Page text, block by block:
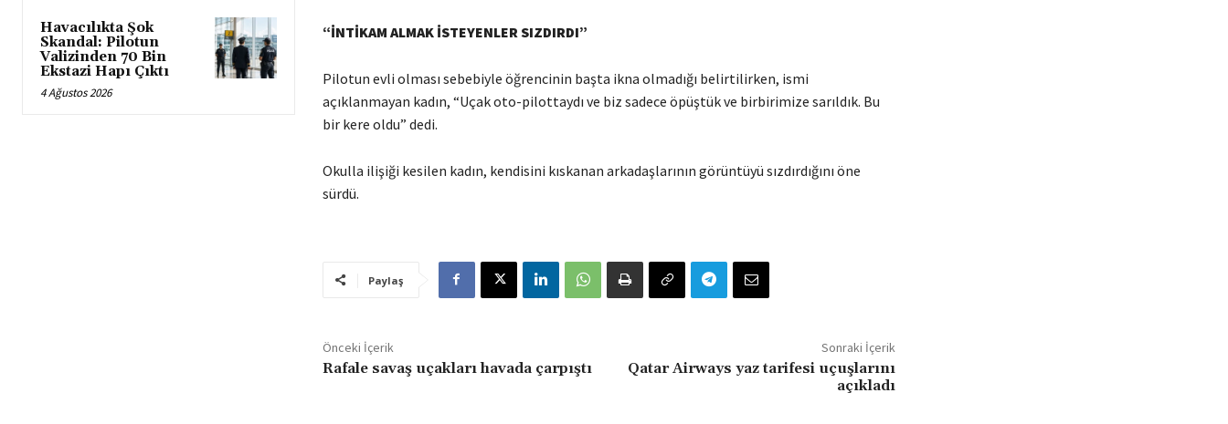
Havacılıkta Şok
Skandal: Pilotun
Valizinden 70 Bin
Ekstazi Hapı Çıktı
4 Ağustos 2026
“İNTİKAM ALMAK İSTEYENLER SIZDIRDI”
Pilotun evli olması sebebiyle öğrencinin başta ikna olmadığı belirtilirken, ismi
açıklanmayan kadın, “Uçak oto-pilottaydı ve biz sadece öpüştük ve birbirimize sarıldık. Bu
bir kere oldu” dedi.
Okulla ilişiği kesilen kadın, kendisini kıskanan arkadaşlarının görüntüyü sızdırdığını öne
sürdü.
Paylaş
Önceki İçerik
Rafale savaş uçakları havada çarpıştı
Sonraki İçerik
Qatar Airways yaz tarifesi uçuşlarını
açıkladı